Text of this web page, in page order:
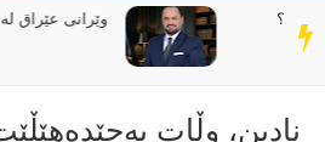
سەر
دێڕ
وێرانی عێراق لە نێوان
نادین، وڵات